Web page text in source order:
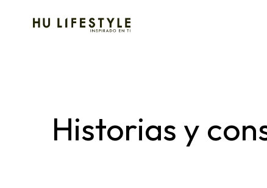
Historias y